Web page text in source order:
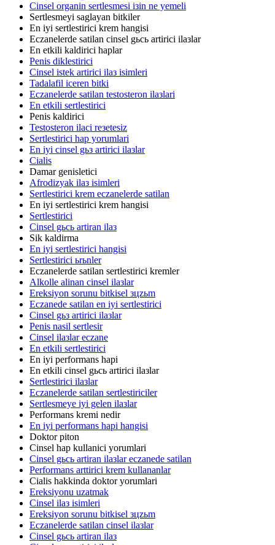
Cinsel organin sertlesmesi iзin ne yemeli
Sertlesmeyi saglayan bitkiler
En iyi sertlestirici krem hangisi
Eczanelerde satilan cinsel gьcь artirici ilaзlar
En etkili kaldirici haplar
Penis diklestirici
Cinsel istek artirici ilaз isimleri
Tadalafil iceren bitki
Eczanelerde satilan testosteron ilaзlari
En etkili sertlestirici
Penis kaldirici
Testosteron ilaci reзetesiz
Sertlestirici hap yorumlari
En iyi cinsel gьз artirici ilaзlar
Cialis
Damar genisletici
Afrodizyak ilaз isimleri
Sertlestirici krem eczanelerde satilan
En iyi sertlestirici krem hangisi
Sertlestirici
Cinsel gьcь artiran ilaз
Sik kaldirma
En iyi sertlestirici hangisi
Sertlestirici ьrьnler
Eczanelerde satilan sertlestirici kremler
Alkolle alinan cinsel ilaзlar
Ereksiyon sorunu bitkisel зцzьm
Eczanede satilan en iyi sertlestirici
Cinsel gьз artirici ilaзlar
Penis nasil sertlesir
Cinsel ilaзlar eczane
En etkili sertlestirici
En iyi performans hapi
En etkili cinsel gьcь artirici ilaзlar
Sertlestirici ilaзlar
Eczanelerde satilan sertlestiriciler
Sertlesmeye iyi gelen ilaзlar
Performans kremi nedir
En iyi performans hapi hangisi
Doktor piton
Cinsel hap kullanici yorumlari
Cinsel gьcь artiran ilaзlar eczanede satilan
Performans arttirici krem kullananlar
Cialis hakkinda doktor yorumlari
Ereksiyonu uzatmak
Cinsel ilaз isimleri
Ereksiyon sorunu bitkisel зцzьm
Eczanelerde satilan cinsel ilaзlar
Cinsel gьcь artiran ilaз